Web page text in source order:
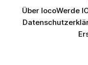
Über IocoWerde